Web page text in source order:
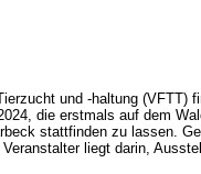
und -haltung
die erstmals auf dem
stattfinden zu lassen.
liegt darin,